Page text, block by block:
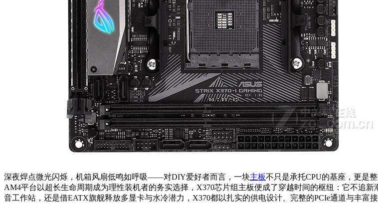
深夜焊点微光闪烁，机箱风扇低鸣如呼吸——对DIY爱好者而言，一块主板不只是承托CPU的基座，更是
AM4平台以超长生命周期成为理性装机者的务实选择，X370芯片组主板便成了穿越时间的枢纽：它不追
音工作站，还是借EATX旗舰释放多显卡与水冷潜力，X370都以扎实的供电设计、完整的PCIe通道与丰富